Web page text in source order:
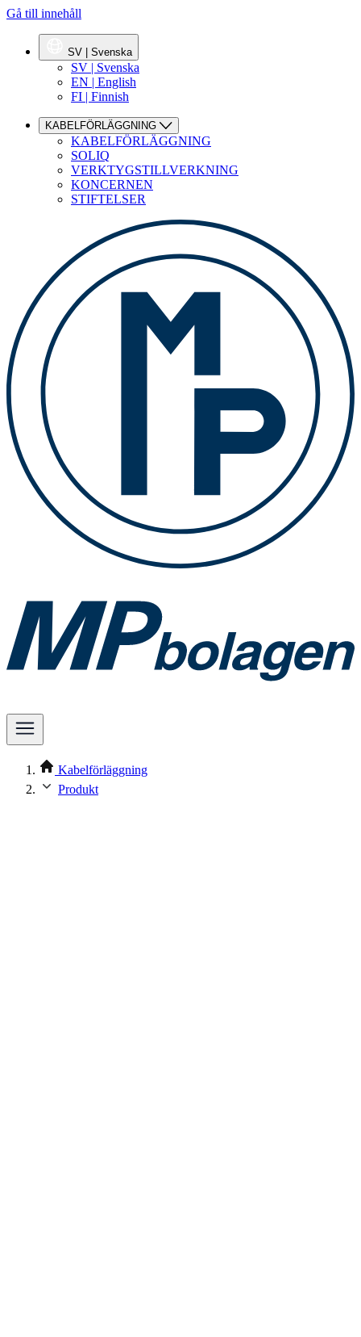
Gå till innehåll
SV | Svenska
SV | Svenska
EN | English
FI | Finnish
KABELFÖRLÄGGNING
KABELFÖRLÄGGNING
SOLIQ
VERKTYGSTILLVERKNING
KONCERNEN
STIFTELSER
Kabelförläggning
Produkt